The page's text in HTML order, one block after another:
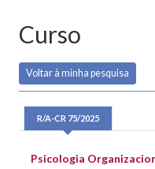
Curso
Voltar à minha pesquisa
R/A-CR 75/2025
Psicologia